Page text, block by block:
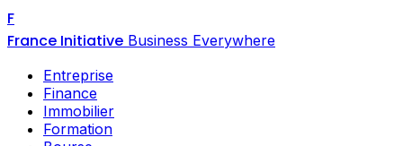
F
France Initiative Business Everywhere
Entreprise
Finance
Immobilier
Formation